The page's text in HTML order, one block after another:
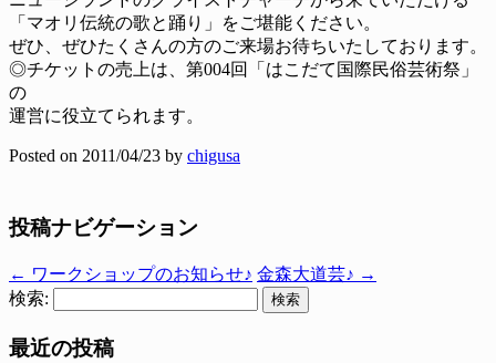
「マオリ伝統の歌と踊り」をご堪能ください。
ぜひ、ぜひたくさんの方のご来場お待ちいたしております。
◎チケットの売上は、第004回「はこだて国際民俗芸術祭」
の
運営に役立てられます。
Posted on 2011/04/23 by chigusa
投稿ナビゲーション
← ワークショップのお知らせ♪ 金森大道芸♪ →
検索:
最近の投稿